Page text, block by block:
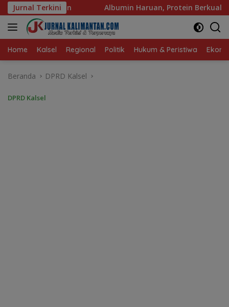
Langsung
ke
konten
Jurnal Terkini
Albumin Haruan, Protein Berkualitas untuk Hidup Sehat
Home Kalsel Regional Politik Hukum & Peristiwa
Beranda DPRD Kalsel
DPRD Kalsel